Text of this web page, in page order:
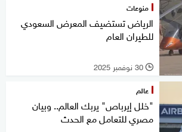
منوعات
الرياض تستضيف المعرض السعودي
للطيران العام
l 30 نوفمبر 2025
عالم
"خلل إيرباص" يربك العالم.. وبيان
مصري للتعامل مع الحدث